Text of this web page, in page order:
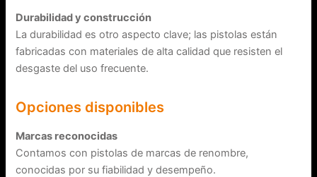
Durabilidad y construcción
La durabilidad es otro aspecto clave; las pistolas están
fabricadas con materiales de alta calidad que resisten el
desgaste del uso frecuente.
Opciones disponibles
Marcas reconocidas
Contamos con pistolas de marcas de renombre,
conocidas por su fiabilidad y desempeño.